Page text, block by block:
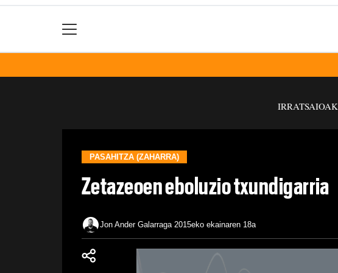
IRRATSAIOAK
PASAHITZA (ZAHARRA)
Zetazeoen eboluzio txundigarria
Jon Ander Galarraga 2015eko ekainaren 18a